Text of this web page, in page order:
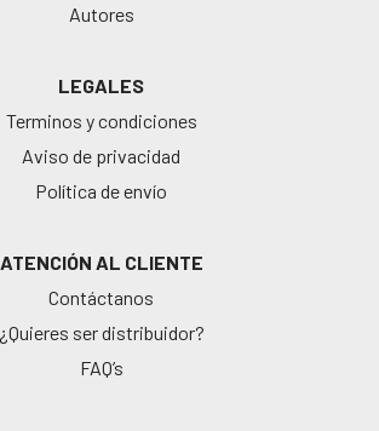
Autores
LEGALES
Terminos y condiciones
Aviso de privacidad
Política de envío
ATENCIÓN AL CLIENTE
Contáctanos
¿Quieres ser distribuidor?
FAQ’s